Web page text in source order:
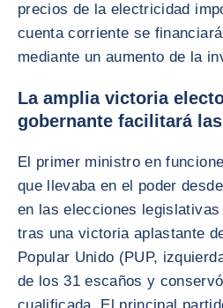
precios de la electricidad
cuenta corriente se
mediante un aumento de la
La amplia victoria
gobernante facilitará
El primer ministro en
que llevaba en el poder
en las elecciones
tras una victoria aplastante
Popular Unido (PUP,
de los 31 escaños y